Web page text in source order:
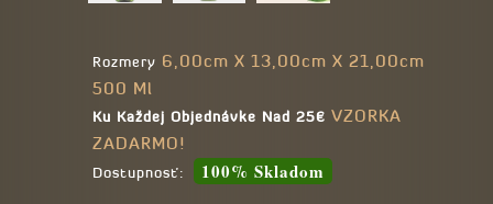
Rozmery 6,00cm X 13,00cm X 21,00cm
500 Ml
Ku Každej Objednávke Nad 25€ VZORKA
ZADARMO!
Dostupnosť: 100% Skladom